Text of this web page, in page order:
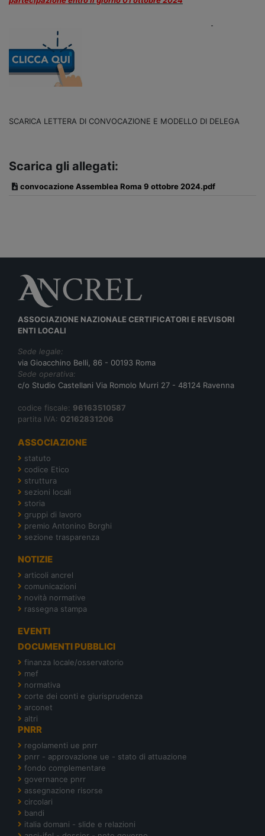
SCARICA LETTERA DI CONVOCAZIONE E MODELLO DI DELEGA
Scarica gli allegati:
convocazione Assemblea Roma 9 ottobre 2024.pdf
ASSOCIAZIONE NAZIONALE CERTIFICATORI E REVISORI
ENTI LOCALI
Sede legale:
via Gioacchino Belli, 86 - 00193 Roma
Sede operativa:
c/o Studio Castellani Via Romolo Murri 27 - 48124 Ravenna
codice fiscale: 96163510587
partita IVA: 02162831206
ASSOCIAZIONE
statuto
codice Etico
struttura
sezioni locali
storia
gruppi di lavoro
premio Antonino Borghi
sezione trasparenza
NOTIZIE
articoli ancrel
comunicazioni
novità normative
rassegna stampa
EVENTI
DOCUMENTI PUBBLICI
finanza locale/osservatorio
mef
normativa
corte dei conti e giurisprudenza
arconet
altri
PNRR
regolamenti ue pnrr
pnrr - approvazione ue - stato di attuazione
fondo complementare
governance pnrr
assegnazione risorse
circolari
bandi
italia domani - slide e relazioni